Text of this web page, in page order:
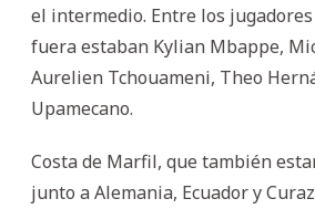
el intermedio. Entre los
fuera estaban Kylian Mbappe,
Aurelien Tchouameni, Theo
Upamecano.
Costa de Marfil, que también
junto a Alemania, Ecuador y